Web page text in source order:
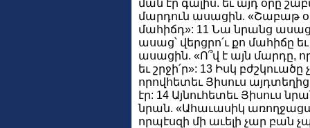
ման էր գալիս. եւ այդ օրը
մարդուն ասացին. «Շաբաթ օր
մահիճդ»: 11 Նա նրանց
ասաց՝ վերցրո՛ւ քո մահիճը
ասացին. «Ո՞վ է այն մարդը,
եւ շրջի՛ր»: 13 Իսկ
որովհետեւ Յիսուս
էր: 14 Այնուհետեւ Յիսուս
նրան. «Ահաւասիկ
որպէսզի մի աւելի չար բան